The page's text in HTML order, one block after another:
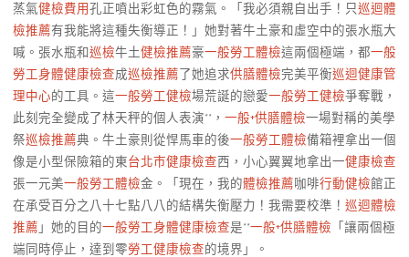
蒸氣健檢費用孔正噴出彩虹色的霧氣。「我必須親自出手！只巡迴體
檢推薦有我能將這種失衡導正！」她對著牛土豪和虛空中的張水瓶大
喊。張水瓶和巡檢牛土健檢推薦豪一般勞工體檢這兩個極端，都一般
勞工身體健康檢查成巡檢推薦了她追求供膳體檢完美平衡巡迴健康管
理中心的工具。這一般勞工健檢場荒誕的戀愛一般勞工健檢爭奪戰，
此刻完全變成了林天秤的個人表演**， 一般+供膳體檢一場對稱的美學
祭巡檢推薦典。牛土豪則從悍馬車的後一般勞工體檢備箱裡拿出一個
像是小型保險箱的東台北巿健康檢查西，小心翼翼地拿出一健康檢查
張一元美一般勞工體檢金。「現在，我的體檢推薦咖啡行動健檢館正
在承受百分之八十七點八八的結構失衡壓力！我需要校準！ 巡迴體檢
推薦 」她的目的一般勞工身體健康檢查是**一般+供膳體檢 「讓兩個極
端同時停止，達到零勞工健康檢查的境界」。